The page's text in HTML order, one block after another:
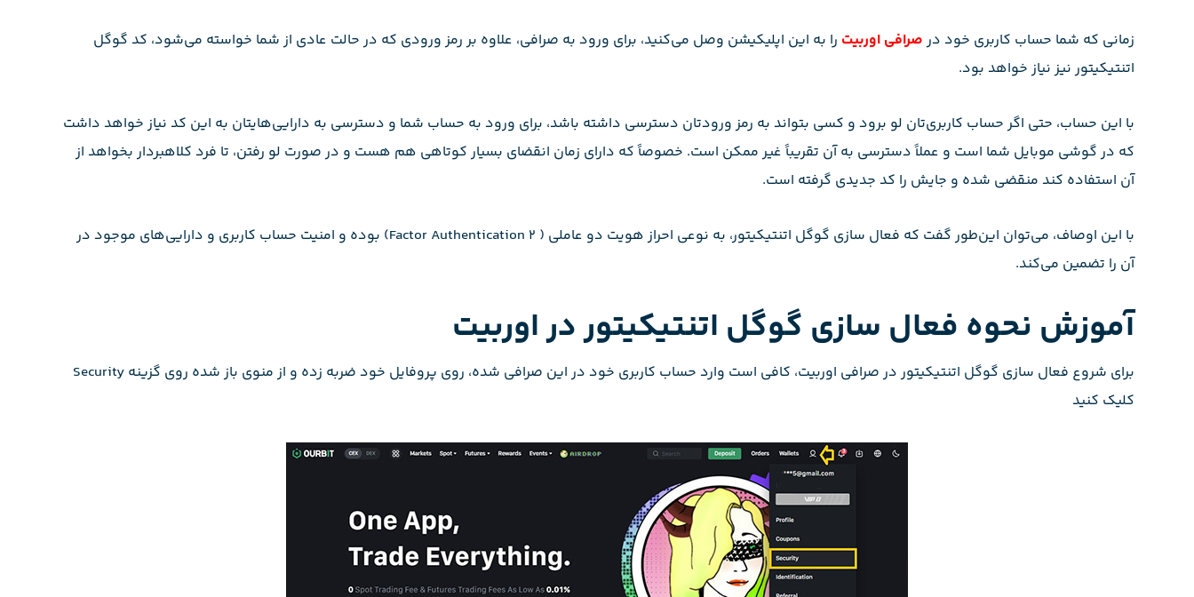
زمانی که شما حساب کاربری خود درصرافی اوربیت را به این اپلیکیشن وصل می‌کنید، برای ورود به صرافی، علاوه بر رمز ورودی که در حالت عادی از شما خواسته می‌شود، کد گوگل
اتنتیکیتور نیز نیاز خواهد بود.
با این حساب، حتی اگر حساب کاربری‌تان لو برود و کسی بتواند به رمز ورودتان دسترسی داشته باشد، برای ورود به حساب شما و دسترسی به دارایی‌هایتان به این کد نیاز خواهد داشت
که در گوشی موبایل شما است و عملاً دسترسی به آن تقریباً غیر ممکن است. خصوصاً که دارای زمان انقضای بسیار کوتاهی هم هست و در صورت لو رفتن، تا فرد کلاهبردار بخواهد از
آن استفاده کند منقضی شده و جایش را کد جدیدی گرفته است.
با این اوصاف، می‌توان این‌طور گفت که فعال سازی گوگل اتنتیکیتور، به نوعی احراز هویت دو عاملی ( ۲ Factor Authentication) بوده و امنیت حساب کاربری و دارایی‌های موجود در
آن را تضمین می‌کند.
آموزش نحوه فعال سازی گوگل اتنتیکیتور در اوربیت
برای شروع فعال سازی گوگل اتنتیکیتور در صرافی اوربیت، کافی است وارد حساب کاربری خود در این صرافی شده، روی پروفایل خود ضربه زده و از منوی باز شده روی گزینه Security
کلیک کنید